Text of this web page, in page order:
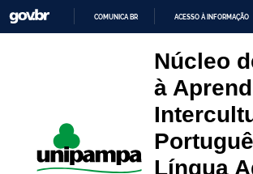
para
o
O
CONTEÚDO
COMUNICA BR ACESSO À INFORMAÇÃO
Núcleo
à
Língua